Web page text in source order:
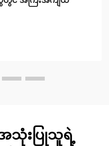
းပြုသူရဲ့